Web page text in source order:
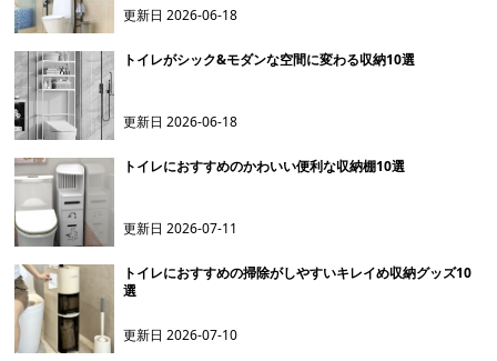
更新日2026-06-18
トイレがシック&モダンな空間に変わる収納10選
更新日2026-06-18
トイレにおすすめのかわいい便利な収納棚10選
更新日2026-07-11
トイレにおすすめの掃除がしやすいキレイめ収納グッズ10
選
更新日2026-07-10